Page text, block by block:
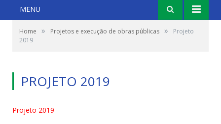
MENU
Home » Projetos e execução de obras públicas »
Projeto
2019
PROJETO 2019
Projeto 2019